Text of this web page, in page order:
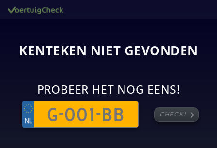
KENTEKEN NIET GEVONDEN
PROBEER HET NOG EENS!
CHECK! chevron_right